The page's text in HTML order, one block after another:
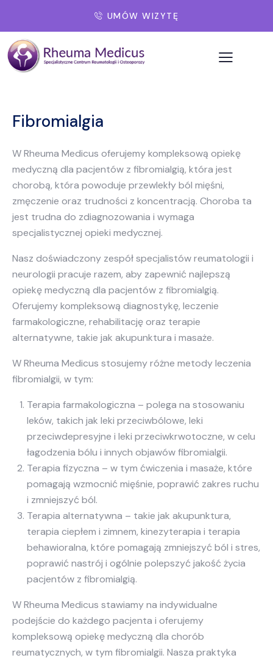
UMÓW WIZYTĘ
Fibromialgia
W Rheuma Medicus oferujemy kompleksową opiekę
medyczną dla pacjentów z fibromialgią, która jest
chorobą, która powoduje przewlekły ból mięśni,
zmęczenie oraz trudności z koncentracją. Choroba ta
jest trudna do zdiagnozowania i wymaga
specjalistycznej opieki medycznej.
Nasz doświadczony zespół specjalistów reumatologii i
neurologii pracuje razem, aby zapewnić najlepszą
opiekę medyczną dla pacjentów z fibromialgią.
Oferujemy kompleksową diagnostykę, leczenie
farmakologiczne, rehabilitację oraz terapie
alternatywne, takie jak akupunktura i masaże.
W Rheuma Medicus stosujemy różne metody leczenia
fibromialgii, w tym:
Terapia farmakologiczna – polega na stosowaniu
leków, takich jak leki przeciwbólowe, leki
przeciwdepresyjne i leki przeciwkrwotoczne, w celu
łagodzenia bólu i innych objawów fibromialgii.
Terapia fizyczna – w tym ćwiczenia i masaże, które
pomagają wzmocnić mięśnie, poprawić zakres ruchu
i zmniejszyć ból.
Terapia alternatywna – takie jak akupunktura,
terapia ciepłem i zimnem, kinezyterapia i terapia
behawioralna, które pomagają zmniejszyć ból i stres,
poprawić nastrój i ogólnie polepszyć jakość życia
pacjentów z fibromialgią.
W Rheuma Medicus stawiamy na indywidualne
podejście do każdego pacjenta i oferujemy
kompleksową opiekę medyczną dla chorób
reumatycznych, w tym fibromialgii. Nasza praktyka